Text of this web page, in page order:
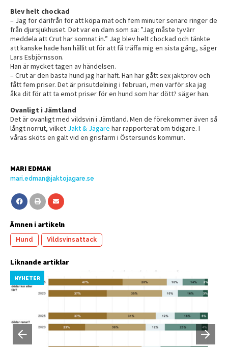
Blev helt chockad
– Jag for därifrån för att köpa mat och fem minuter senare ringer de
från djursjukhuset. Det var en dam som sa: ”Jag måste tyvärr
meddela att Crut har somnat in.” Jag blev helt chockad och tänkte
att kanske hade han hållit ut för att få träffa mig en sista gång, säger
Lars Esbjörnsson.
Han är mycket tagen av händelsen.
– Crut är den bästa hund jag har haft. Han har gått sex jaktprov och
fått fem priser. Det är prisutdelning i februari, men varför ska jag
åka dit för att ta emot priser för en hund som har dött? säger han.
Ovanligt i Jämtland
Det är ovanligt med vildsvin i Jämtland. Men de förekommer även så
långt norrut, vilket Jakt & Jägare har rapporterat om tidigare. I
våras sköts en galt vid en grisfarm i Östersunds kommun.
MARI EDMAN
mari.edman@jaktojagare.se
Ämnen i artikeln
Hund Vildsvinsattack
Liknande artiklar
NYHETER